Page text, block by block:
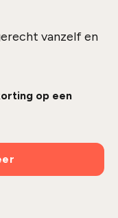
vanzelf en
op een